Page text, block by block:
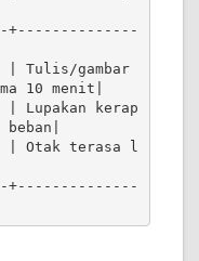
+--------------
Tulis/gambar
10 menit|
Lupakan kerap
Otak terasa l
+--------------